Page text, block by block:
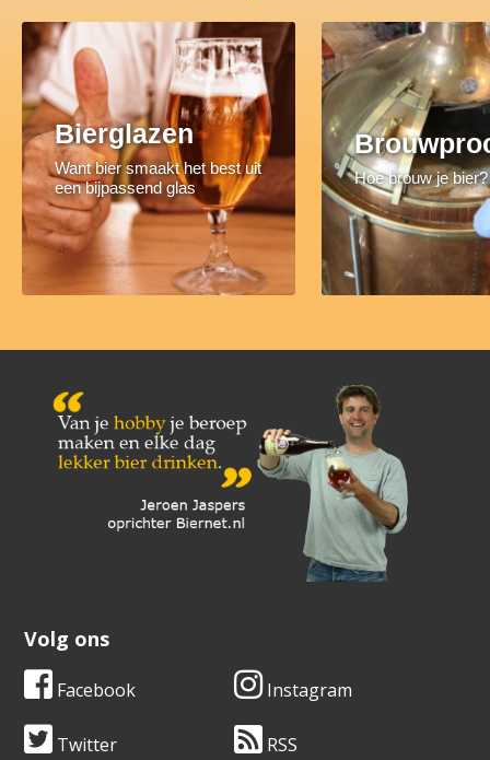
Bierglazen
Want bier smaakt het best uit
een bijpassend glas
Hoe brouw je bier?
Volg ons
Facebook Instagram
Twitter RSS